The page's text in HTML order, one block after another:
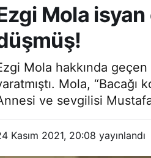
Mola isyan
Mola hakkında
Mola, “Bacağı
ve sevgilisi Mustafa
Kasım 2021, 20:08 yayınlandı